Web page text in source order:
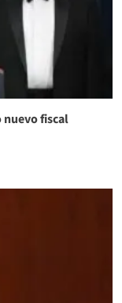
nuevo fiscal